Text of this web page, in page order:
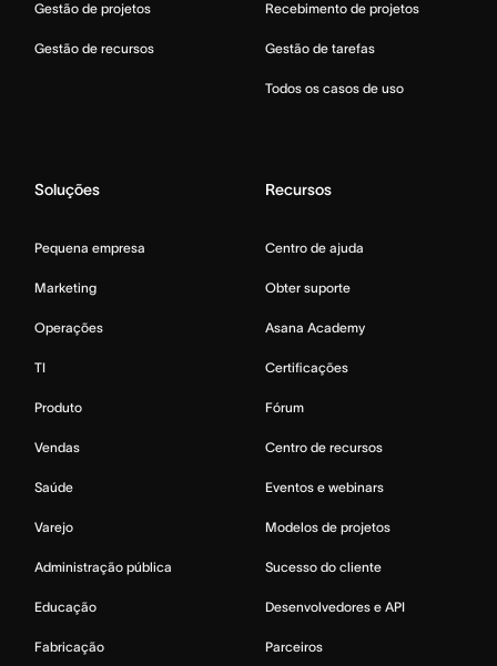
Gestão de projetos
Gestão de recursos
Recebimento de projetos
Gestão de tarefas
Todos os casos de uso
Soluções
Pequena empresa
Marketing
Operações
TI
Produto
Vendas
Saúde
Varejo
Administração pública
Educação
Fabricação
Recursos
Centro de ajuda
Obter suporte
Asana Academy
Certificações
Fórum
Centro de recursos
Eventos e webinars
Modelos de projetos
Sucesso do cliente
Desenvolvedores e API
Parceiros